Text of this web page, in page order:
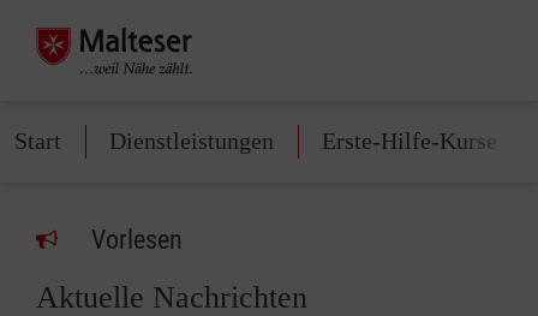
Start Dienstleistungen Erste-Hilfe-Kurse
Vorlesen
Aktuelle Nachrichten